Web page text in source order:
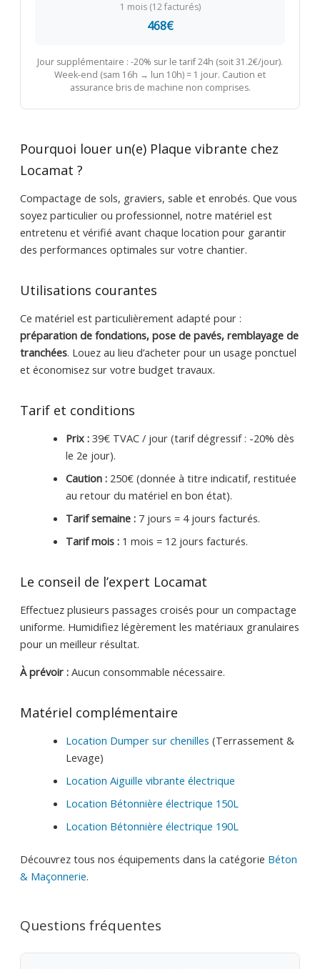
1 mois (12 facturés)
468€
Jour supplémentaire : -20% sur le tarif 24h (soit 31.2€/jour).
Week-end (sam 16h → lun 10h) = 1 jour. Caution et
assurance bris de machine non comprises.
Pourquoi louer un(e) Plaque vibrante chez
Locamat ?
Compactage de sols, graviers, sable et enrobés. Que vous
soyez particulier ou professionnel, notre matériel est
entretenu et vérifié avant chaque location pour garantir
des performances optimales sur votre chantier.
Utilisations courantes
Ce matériel est particulièrement adapté pour :
préparation de fondations, pose de pavés, remblayage de
tranchées. Louez au lieu d’acheter pour un usage ponctuel
et économisez sur votre budget travaux.
Tarif et conditions
Prix :39€ TVAC / jour (tarif dégressif : -20% dès
le 2e jour).
Caution :250€ (donnée à titre indicatif, restituée
au retour du matériel en bon état).
Tarif semaine :7 jours = 4 jours facturés.
Tarif mois :1 mois = 12 jours facturés.
Le conseil de l’expert Locamat
Effectuez plusieurs passages croisés pour un compactage
uniforme. Humidifiez légèrement les matériaux granulaires
pour un meilleur résultat.
À prévoir :Aucun consommable nécessaire.
Matériel complémentaire
Location Dumper sur chenilles (Terrassement &
Levage)
Location Aiguille vibrante électrique
Location Bétonnière électrique 150L
Location Bétonnière électrique 190L
Découvrez tous nos équipements dans la catégorie Béton
& Maçonnerie.
Questions fréquentes